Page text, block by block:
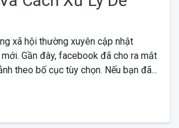
xã hội thường xuyên cập nhật
Gần đây, facebook đã cho ra mắt
theo bố cục tùy chọn. Nếu bạn đã...